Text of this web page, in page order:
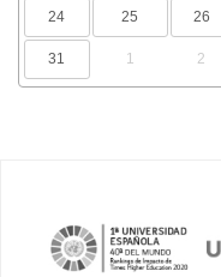
24 25 26
31 1 2